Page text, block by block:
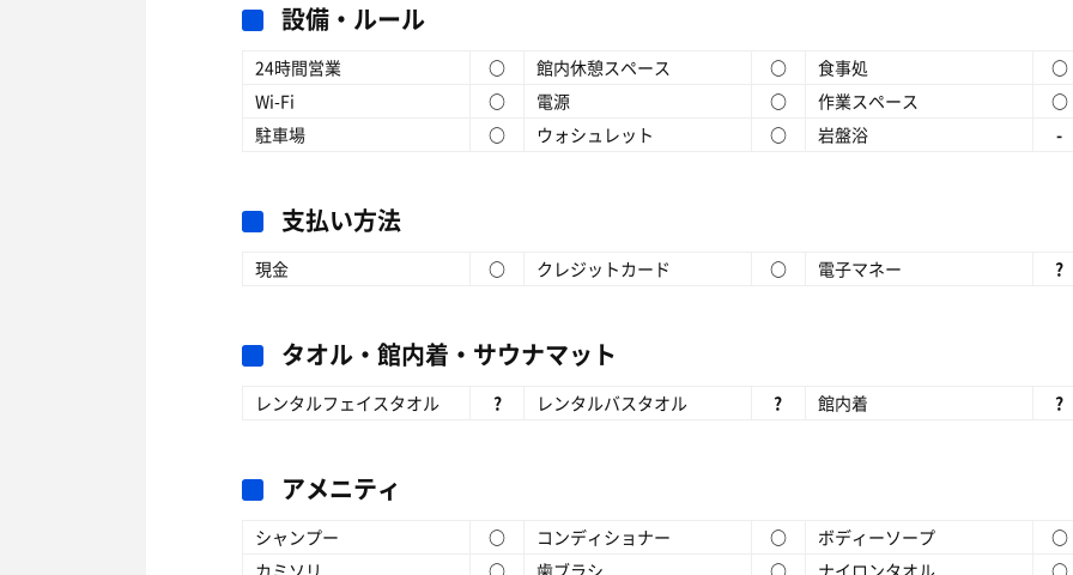
設備・ルール
24時間営業 ○ 館内休憩スペース ○ 食事処
○
Wi-Fi
○ 電源 ○ 作業スペース
○
駐車場
○ ウォシュレット ○ 岩盤浴 -
支払い方法
現金 ○ クレジットカード ○ 電子マネー ?
タオル・館内着・サウナマット
レンタルフェイスタオル ? レンタルバスタオル ? 館内着 ?
アメニティ
シャンプー ○ コンディショナー ○ ボディーソープ
○
カミソリ
○ 歯ブラシ ○ ナイロンタオル
○